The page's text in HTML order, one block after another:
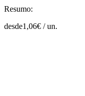
Resumo:
desde1,06€ /un.